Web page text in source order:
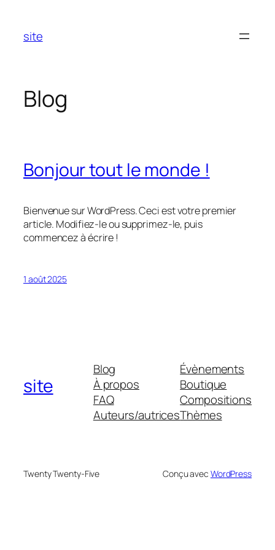
contenu
site
Blog
Bonjour tout le monde !
Bienvenue sur WordPress. Ceci est votre premier
article. Modifiez-le ou supprimez-le, puis
commencez à écrire !
1 août 2025
site
Blog
À propos
FAQ
Auteurs/autrices
Évènements
Boutique
Compositions
Thèmes
Twenty Twenty-Five Conçu avec WordPress